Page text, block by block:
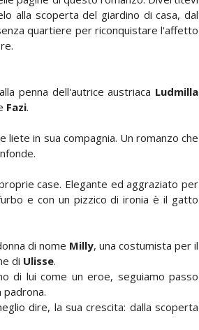
alla scoperta del giardino di casa, dal
quartiere per riconquistare l'affetto
penna dell'autrice austriaca Ludmilla
Fazi.
in sua compagnia. Un romanzo che
case. Elegante ed aggraziato per
e con un pizzico di ironia è il gatto
di nome Milly, una costumista per il
di Ulisse.
di lui come un eroe, seguiamo passo
dire, la sua crescita: dalla scoperta